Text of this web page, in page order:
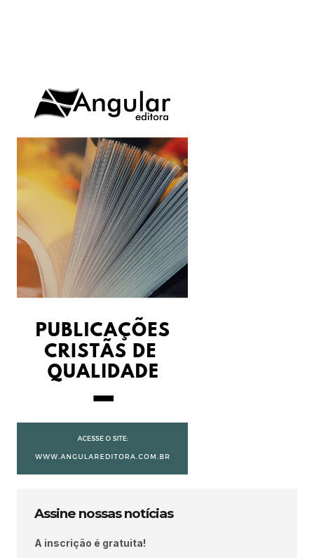
Assine nossas notícias
A inscrição é gratuita!